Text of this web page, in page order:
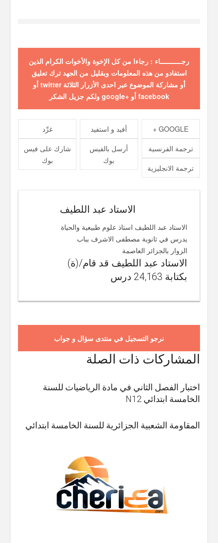
رجـــــــــــاء : رجاءا من كل الإخوة والأخوات الكرام الذين
استفادو من هذه المعلومات وبقليل من الجهد ترك تعليق
أو مشاركة الموضوع عبر احدى الأزرار الثلاثة twitter أو
facebook أو +google ولكم جزيل الشكر
غرِّد أفيد و استفيد
GOOGLE +
شارك على فيس
بوك
أرسل بالفيس
بوك
ترجمة الفرنسية
ترجمة الانجليزية
الاستاد عبد اللطيف
الاستاد عبد اللطيف استاذ علوم طبيعية والحياة
يدرس في ثانوية مصطفى الاشرف بباب
الزوار بالجزائر العاصمة
الاستاد عبد اللطيف قد قام/(ة)
بكتابة 24,163 درس
نرجو التسجيل في منتدى سؤال و جواب
المشاركات ذات الصلة
اختبار الفصل الثاني في مادة الرياضيات للسنة
الخامسة ابتدائي N12
المقاومة الشعبية الجزائرية للسنة الخامسة ابتدائي